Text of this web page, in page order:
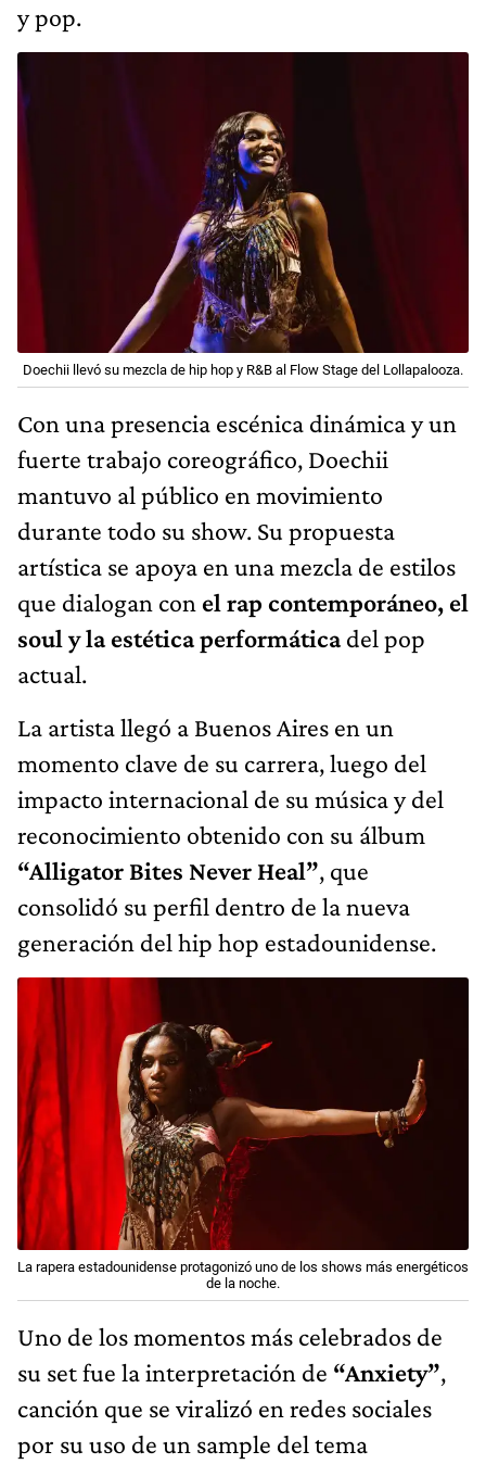
y pop.
Doechii llevó su mezcla de hip hop y R&B al Flow Stage del Lollapalooza.
Con una presencia escénica dinámica y un
fuerte trabajo coreográfico, Doechii
mantuvo al público en movimiento
durante todo su show. Su propuesta
artística se apoya en una mezcla de estilos
que dialogan con el rap contemporáneo, el
soul y la estética performáticadel pop
actual.
La artista llegó a Buenos Aires en un
momento clave de su carrera, luego del
impacto internacional de su música y del
reconocimiento obtenido con su álbum
“Alligator Bites Never Heal”, que
consolidó su perfil dentro de la nueva
generación del hip hop estadounidense.
La rapera estadounidense protagonizó uno de los shows más energéticos
de la noche.
Uno de los momentos más celebrados de
su set fue la interpretación de “Anxiety”,
canción que se viralizó en redes sociales
por su uso de un sample del tema